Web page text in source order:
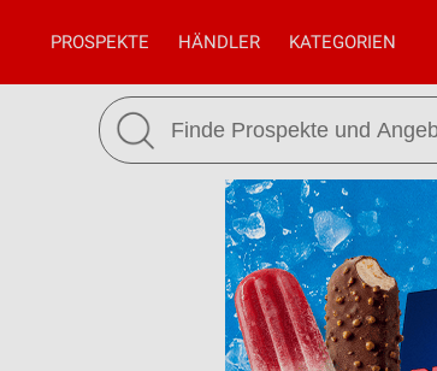
PROSPEKTE HÄNDLER KATEGORIEN